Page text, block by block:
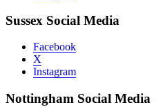
Sussex Social Media
Facebook
X
Instagram
Nottingham Social Media